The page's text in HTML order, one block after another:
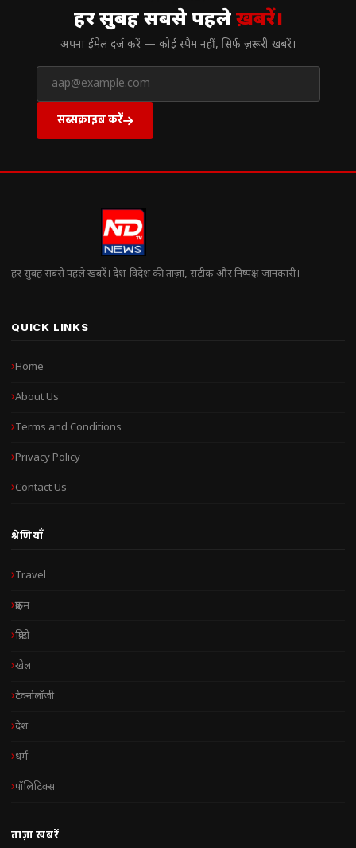
हर सुबह सबसे पहलेख़बरें।
अपना ईमेल दर्ज करें — कोई स्पैम नहीं, सिर्फ ज़रूरी खबरें।
सब्सक्राइब करें
हर सुबह सबसे पहले खबरें। देश-विदेश की ताज़ा, सटीक और निष्पक्ष जानकारी।
QUICK LINKS
Home
About Us
Terms and Conditions
Privacy Policy
Contact Us
श्रेणियाँ
Travel
क्राइम
क्रिप्टो
खेल
टेक्नोलॉजी
देश
धर्म
पॉलिटिक्स
ताज़ा खबरें